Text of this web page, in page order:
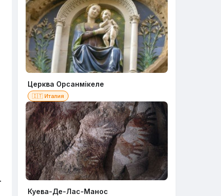
Церква Орсанмікеле
🇮🇹 Италия
Куева-Де-Лас-Манос